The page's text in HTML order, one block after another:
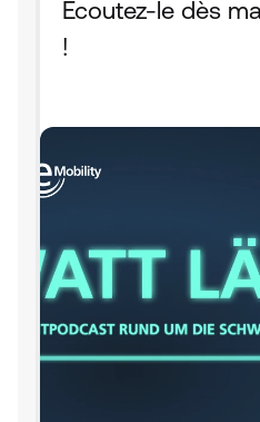
Écoutez-le dès
!